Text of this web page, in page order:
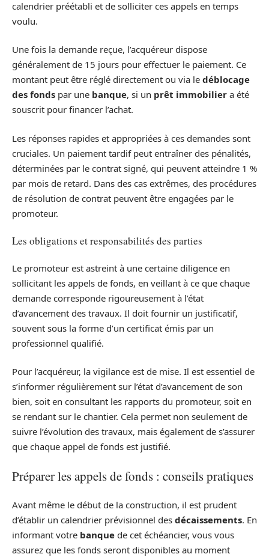
calendrier préétabli et de solliciter ces appels en temps
voulu.
Une fois la demande reçue, l’acquéreur dispose
généralement de 15 jours pour effectuer le paiement. Ce
montant peut être réglé directement ou via le déblocage
des fonds par une banque, si un prêt immobilier a été
souscrit pour financer l’achat.
Les réponses rapides et appropriées à ces demandes sont
cruciales. Un paiement tardif peut entraîner des pénalités,
déterminées par le contrat signé, qui peuvent atteindre 1 %
par mois de retard. Dans des cas extrêmes, des procédures
de résolution de contrat peuvent être engagées par le
promoteur.
Les obligations et responsabilités des parties
Le promoteur est astreint à une certaine diligence en
sollicitant les appels de fonds, en veillant à ce que chaque
demande corresponde rigoureusement à l’état
d’avancement des travaux. Il doit fournir un justificatif,
souvent sous la forme d’un certificat émis par un
professionnel qualifié.
Pour l’acquéreur, la vigilance est de mise. Il est essentiel de
s’informer régulièrement sur l’état d’avancement de son
bien, soit en consultant les rapports du promoteur, soit en
se rendant sur le chantier. Cela permet non seulement de
suivre l’évolution des travaux, mais également de s’assurer
que chaque appel de fonds est justifié.
Préparer les appels de fonds : conseils pratiques
Avant même le début de la construction, il est prudent
d’établir un calendrier prévisionnel des décaissements. En
informant votre banque de cet échéancier, vous vous
assurez que les fonds seront disponibles au moment